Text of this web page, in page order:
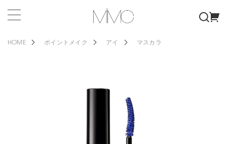
HOME ポイントメイク アイ マスカラ